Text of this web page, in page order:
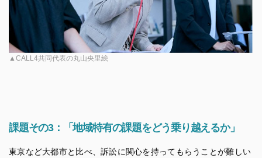
▲CALL4共同代表の丸山央里絵
課題その3：「地域特有の課題をどう乗り越えるか」
東京など大都市と比べ、訴訟に関心を持ってもらうことが難しい